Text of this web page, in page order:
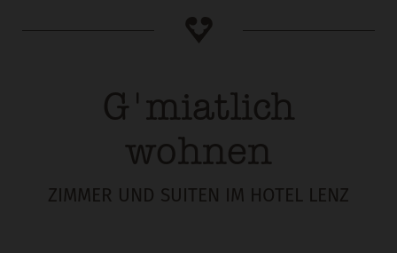
G'miatlich
wohnen
ZIMMER UND SUITEN IM HOTEL LENZ